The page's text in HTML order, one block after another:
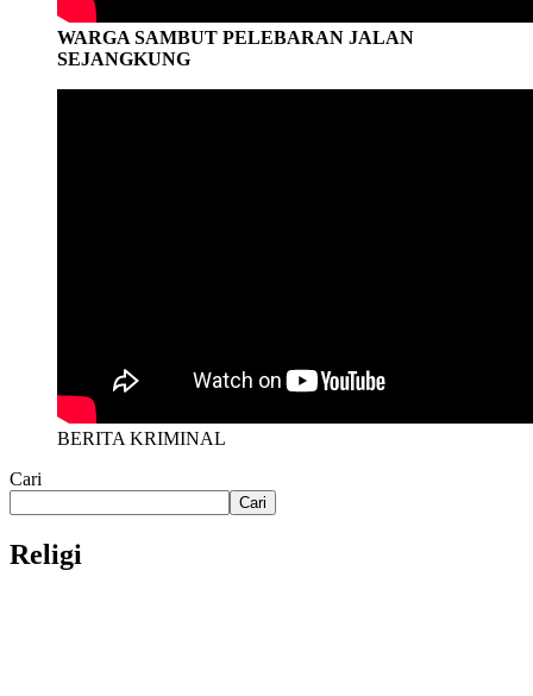
WARGA SAMBUT PELEBARAN JALAN
SEJANGKUNG
BERITA KRIMINAL
Cari
Cari
Religi